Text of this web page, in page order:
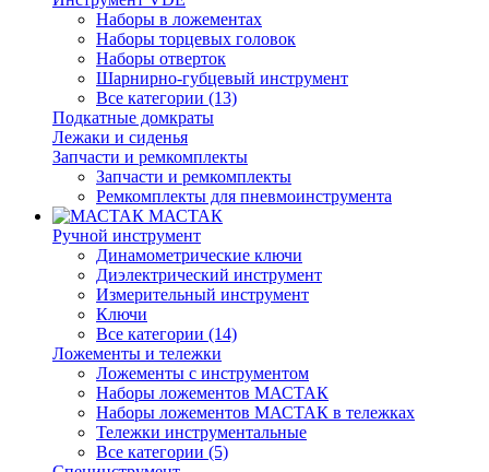
Наборы в ложементах
Наборы торцевых головок
Наборы отверток
Шарнирно-губцевый инструмент
Все категории (13)
Подкатные домкраты
Лежаки и сиденья
Запчасти и ремкомплекты
Запчасти и ремкомплекты
Ремкомплекты для пневмоинструмента
МАСТАК
Ручной инструмент
Динамометрические ключи
Диэлектрический инструмент
Измерительный инструмент
Ключи
Все категории (14)
Ложементы и тележки
Ложементы с инструментом
Наборы ложементов МАСТАК
Наборы ложементов МАСТАК в тележках
Тележки инструментальные
Все категории (5)